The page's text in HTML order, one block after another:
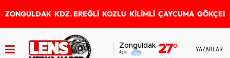
ZONGULDAK KDZ. EREĞLİ KOZLU KİLİMLİ ÇAYCUMA
Zonguldak
Açık 27° YAZARLAR